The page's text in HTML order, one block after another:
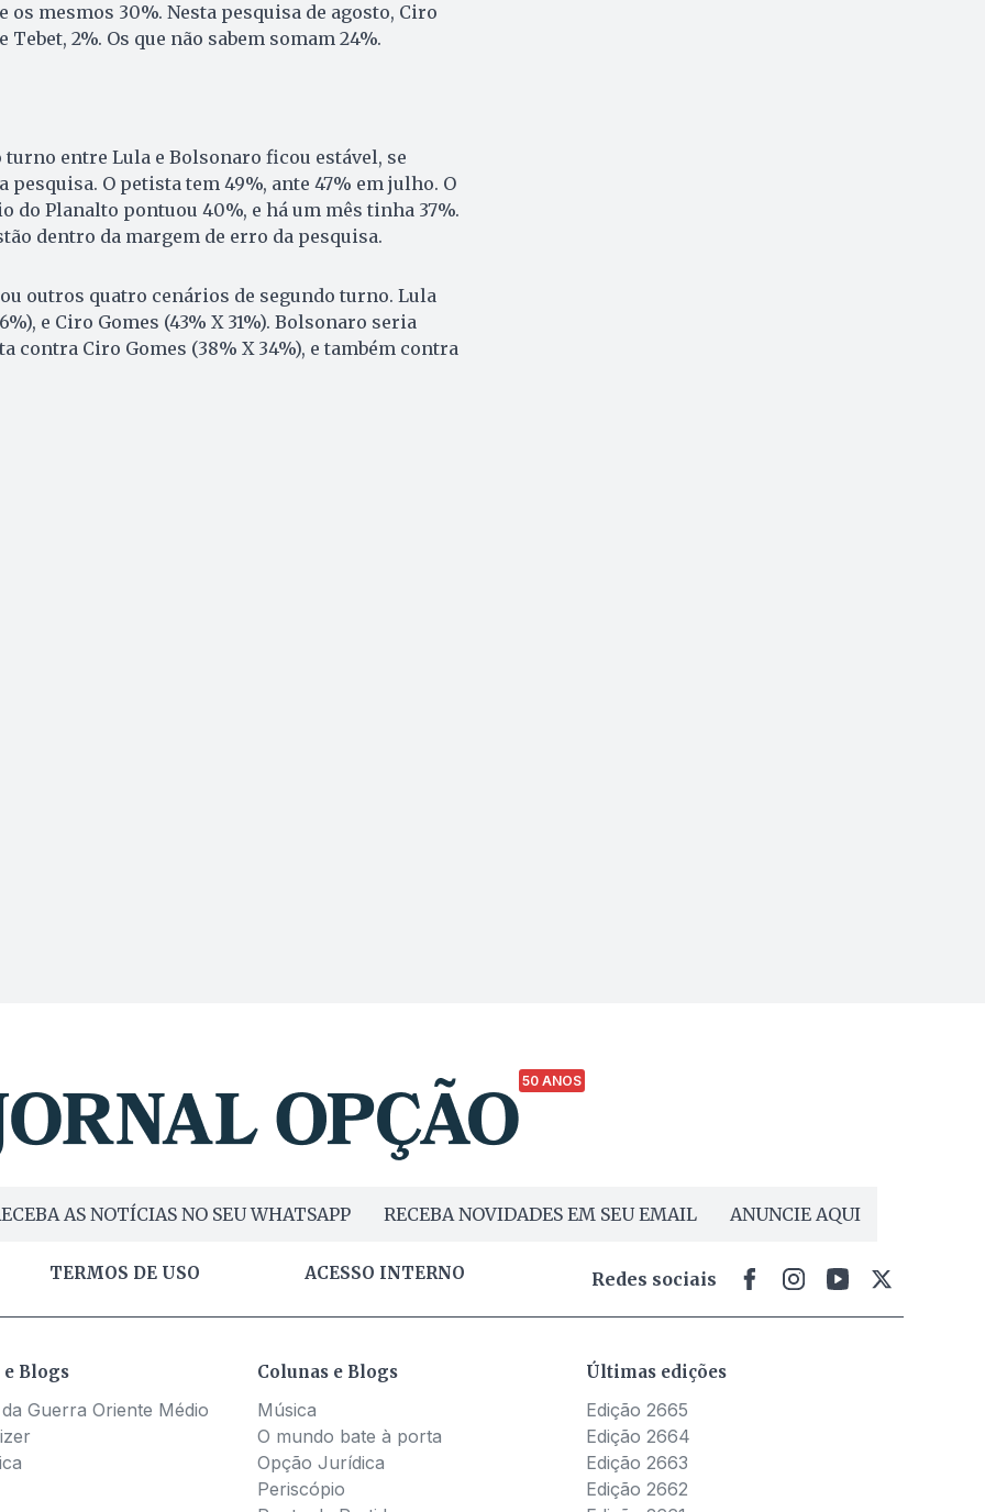
os mesmos 30%. Nesta pesquisa de agosto, Ciro
Tebet, 2%. Os que não sabem somam 24%.
turno entre Lula e Bolsonaro ficou estável, se
O petista tem 49%, ante 47% em julho. O
do Planalto pontuou 40%, e há um mês tinha 37%.
dentro da margem de erro da pesquisa.
outros quatro cenários de segundo turno. Lula
e Ciro Gomes (43% X 31%). Bolsonaro seria
contra Ciro Gomes (38% X 34%), e também contra
50 ANOS
AS NOTÍCIAS NO SEU WHATSAPP RECEBA NOVIDADES EM SEU EMAIL ANUNCIE AQUI
TERMOS DE USO ACESSO INTERNO Redes sociais
e Blogs
Guerra Oriente Médio
Colunas e Blogs
Música
O mundo bate à porta
Opção Jurídica
Periscópio
Últimas edições
Edição 2665
Edição 2664
Edição 2663
Edição 2662